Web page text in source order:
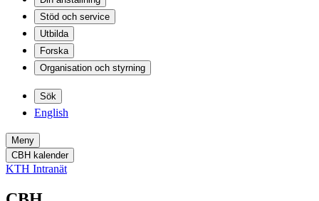
Stöd och service
Utbilda
Forska
Organisation och styrning
Sök
English
Meny
CBH kalender
KTH Intranät